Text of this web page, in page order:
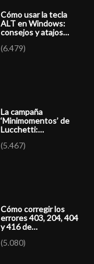
Cómo usar la tecla
ALT en Windows:
consejos y atajos…
(6.479)
La campaña
‘Minimomentos’ de
Lucchetti:…
(5.467)
Cómo corregir los
errores 403, 204, 404
y 416 de…
(5.080)